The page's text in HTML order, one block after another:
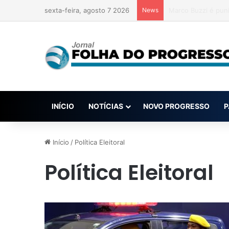
sexta-feira, agosto 7 2026 News
INÍCIO NOTÍCIAS NOVO PROGRESSO
Início / Política Eleitoral
Política Eleitoral